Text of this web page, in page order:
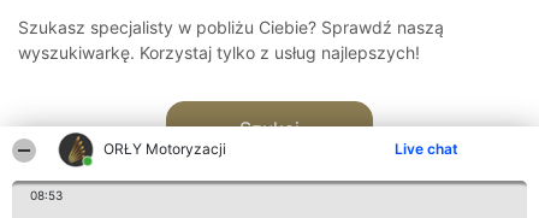
ORŁY Motoryzacji Live chat
08:53
Szukasz specjalisty w pobliżu Ciebie? Sprawdź naszą
wyszukiwarkę. Korzystaj tylko z usług najlepszych!
Szukaj